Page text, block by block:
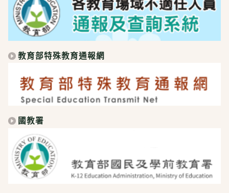
教育部特殊教育通報網
國教署